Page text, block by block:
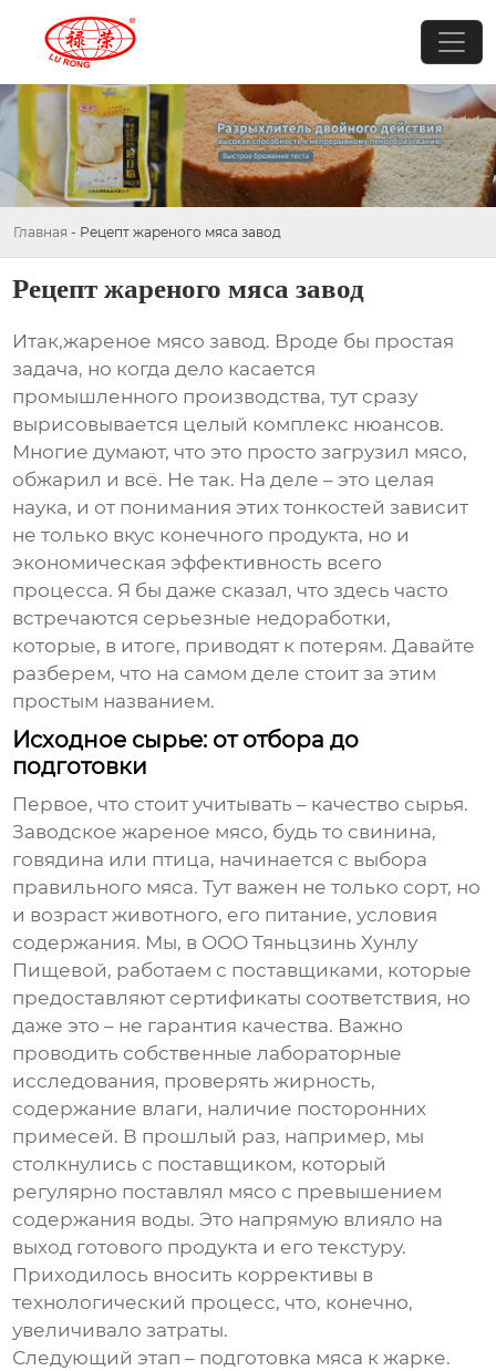
Главная - Рецепт жареного мяса завод
Рецепт жареного мяса завод
Итак,жареное мясо завод. Вроде бы простая
задача, но когда дело касается
промышленного производства, тут сразу
вырисовывается целый комплекс нюансов.
Многие думают, что это просто загрузил мясо,
обжарил и всё. Не так. На деле – это целая
наука, и от понимания этих тонкостей зависит
не только вкус конечного продукта, но и
экономическая эффективность всего
процесса. Я бы даже сказал, что здесь часто
встречаются серьезные недоработки,
которые, в итоге, приводят к потерям. Давайте
разберем, что на самом деле стоит за этим
простым названием.
Исходное сырье: от отбора до
подготовки
Первое, что стоит учитывать – качество сырья.
Заводскоежареное мясо, будь то свинина,
говядина или птица, начинается с выбора
правильного мяса. Тут важен не только сорт, но
и возраст животного, его питание, условия
содержания. Мы, в ООО Тяньцзинь Хунлу
Пищевой, работаем с поставщиками, которые
предоставляют сертификаты соответствия, но
даже это – не гарантия качества. Важно
проводить собственные лабораторные
исследования, проверять жирность,
содержание влаги, наличие посторонних
примесей. В прошлый раз, например, мы
столкнулись с поставщиком, который
регулярно поставлял мясо с превышением
содержания воды. Это напрямую влияло на
выход готового продукта и его текстуру.
Приходилось вносить коррективы в
технологический процесс, что, конечно,
увеличивало затраты.
Следующий этап – подготовка мяса к жарке.